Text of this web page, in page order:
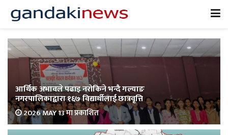
आर्थिक अभावले पढाइ नरोकिने भन्दै गल्याङ
नगरपालिकाद्वारा १६७ विद्यार्थीलाई छात्रवृत्ति
2026 MAY 13 मा प्रकाशित